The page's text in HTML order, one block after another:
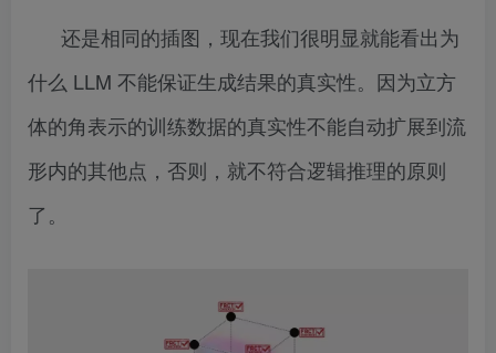
还是相同的插图，现在我们很明显就能看出为
什么 LLM 不能保证生成结果的真实性。因为立方
体的角表示的训练数据的真实性不能自动扩展到流
形内的其他点，否则，就不符合逻辑推理的原则
了。